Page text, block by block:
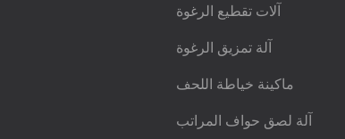
آلات تقطيع الرغوة
آلة تمزيق الرغوة
ماكينة خياطة اللحف
آلة لصق حواف المراتب